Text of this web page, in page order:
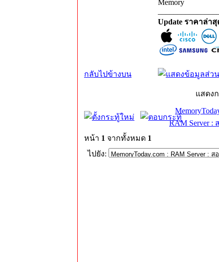
Memory
Update ราคาล่า
กลับไปข้างบน
แสดง
RAM Server :
หน้า 1 จากทั้งหมด 1
ไปยัง: